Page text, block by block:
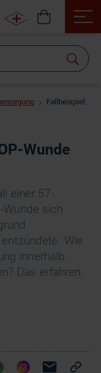
Fallbeispiel:
Wunde
einer 57-
Wunde sich
Wie
innerhalb
Das erfahren